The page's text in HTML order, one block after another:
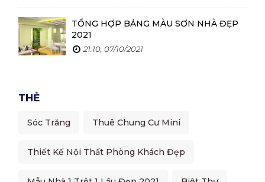
TỔNG HỢP BẢNG MÀU SƠN NHÀ ĐẸP
2021
21:10, 07/10/2021
THẺ
Sóc Trăng Thuê Chung Cư Mini
Thiết Kế Nội Thất Phòng Khách Đẹp